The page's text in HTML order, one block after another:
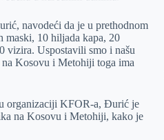
navodeći da je u prethodnom
maski, 10 hiljada kapa, 20
vizira. Uspostavili smo i našu
Kosovu i Metohiji toga ima
organizaciji KFOR-a, Đurić je
na Kosovu i Metohiji, kako je